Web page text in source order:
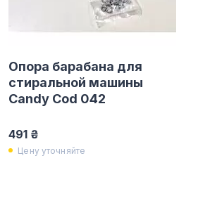
Опора барабана для
стиральной машины
Candy Cod 042
491 ₴
Цену уточняйте